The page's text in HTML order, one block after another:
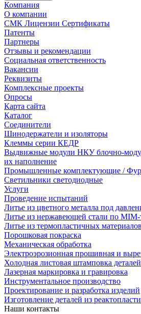
Компания
О компании
СМК Лицензии Сертификаты
Патенты
Партнеры
Отзывы и рекомендации
Социальная ответственность
Вакансии
Реквизиты
Комплексные проекты
Опросы
Карта сайта
Каталог
Соединители
Шинодержатели и изоляторы
Клеммы серии КЕДР
Выдвижные модули НКУ блочно-
их наполнение
Промышленные комплектующие /
Светильники светодиодные
Услуги
Проведение испытаний
Литье из цветного металла под
Литье из нержавеющей стали по MIM-
Литье из термопластичных
Порошковая покраска
Механическая обработка
Электроэрозионная прошивная и
Холодная листовая штамповка деталей
Лазерная маркировка и гравировка
Инструментальное производство
Проектирование и разработка изделий
Изготовление деталей из
Наши контакты